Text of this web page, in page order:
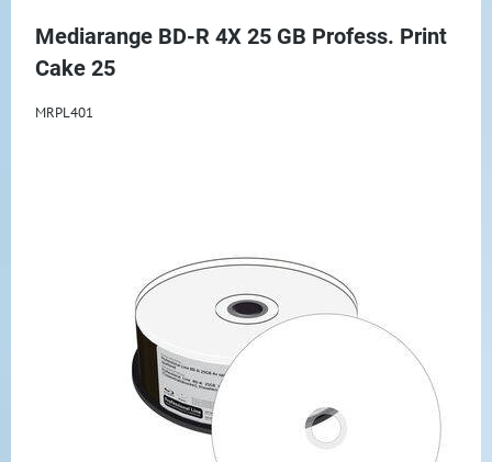
Mediarange BD-R 4X 25 GB Profess. Print
Cake 25
MRPL401